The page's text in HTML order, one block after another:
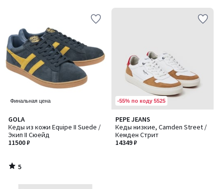
Финальная цена
GOLA
Кеды из кожи Equipe II Suede /
Экип II Сюейд
11500 ₽
5
/
5
5
/
-55% по коду 5525
PEPE JEANS
Кеды низкие, Camden Street /
Кемден Стрит
14349 ₽